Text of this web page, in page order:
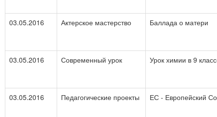
03.05.2016 Актерское мастерство Баллада о матери
03.05.2016 Современный урок Урок химии в 9
03.05.2016 Педагогические проекты ЕС - Европейский